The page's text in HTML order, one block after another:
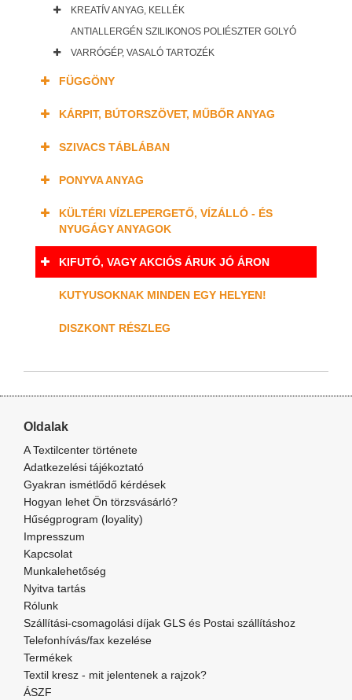
KREATÍV ANYAG, KELLÉK
ANTIALLERGÉN SZILIKONOS POLIÉSZTER GOLYÓ
VARRÓGÉP, VASALÓ TARTOZÉK
FÜGGÖNY
KÁRPIT, BÚTORSZÖVET, MŰBŐR ANYAG
SZIVACS TÁBLÁBAN
PONYVA ANYAG
KÜLTÉRI VÍZLEPERGETŐ, VÍZÁLLÓ - ÉS
NYUGÁGY ANYAGOK
KIFUTÓ, VAGY AKCIÓS ÁRUK JÓ ÁRON
KUTYUSOKNAK MINDEN EGY HELYEN!
DISZKONT RÉSZLEG
Oldalak
A Textilcenter története
Adatkezelési tájékoztató
Gyakran ismétlődő kérdések
Hogyan lehet Ön törzsvásárló?
Hűségprogram (loyality)
Impresszum
Kapcsolat
Munkalehetőség
Nyitva tartás
Rólunk
Szállítási-csomagolási díjak GLS és Postai szállításhoz
Telefonhívás/fax kezelése
Termékek
Textil kresz - mit jelentenek a rajzok?
ÁSZF